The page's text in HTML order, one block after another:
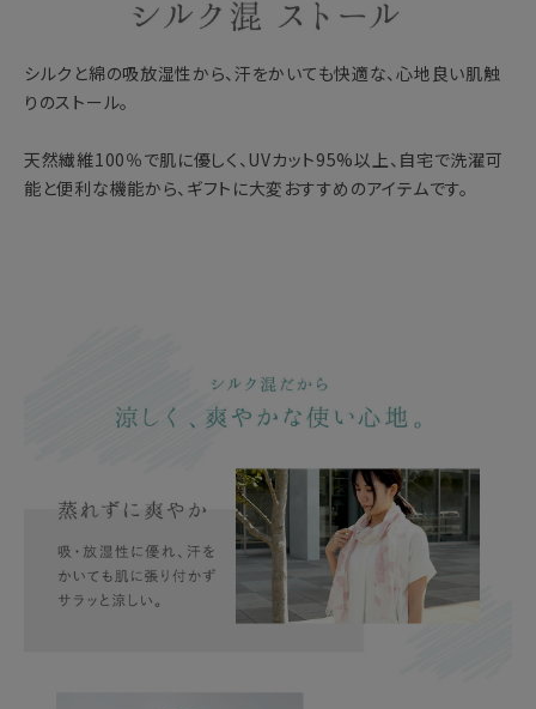
シルクと綿の吸放湿性から、汗をかいても快適な、心地良い肌触
りのストール。
天然繊維100％で肌に優しく、UVカット95%以上、自宅で洗濯可
能と便利な機能から、ギフトに大変おすすめのアイテムです。